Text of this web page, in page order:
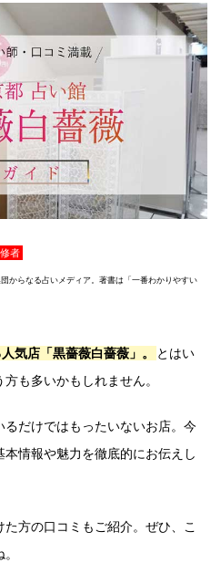
者
からなる占いメディア。著書は「一番わかりやすい
気店「黒薔薇白薔薇」。
とはい
も多いかもしれません。
だけではもったいないお店。今
情報や魅力を徹底的にお伝えし
方の口コミもご紹介。ぜひ、こ